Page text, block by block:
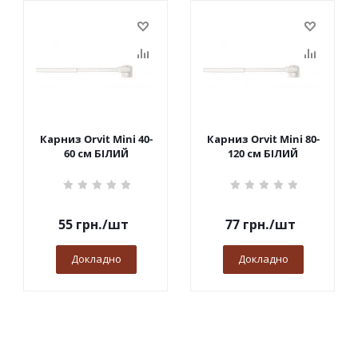
Карниз Orvit Mini 40-
60 см БІЛИЙ
55грн./шт
Докладно
Карниз Orvit Mini 80-
120 см БІЛИЙ
77грн./шт
Докладно